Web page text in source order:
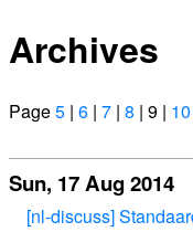
Archives
Page5 | 6 | 7 | 8 | 9 | 10
Sun, 17 Aug 2014
[nl-discuss]